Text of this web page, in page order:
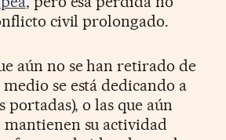
civil prolongado.
aún no se han retirado de
se está dedicando a
portadas), o las que aún
mantienen su actividad